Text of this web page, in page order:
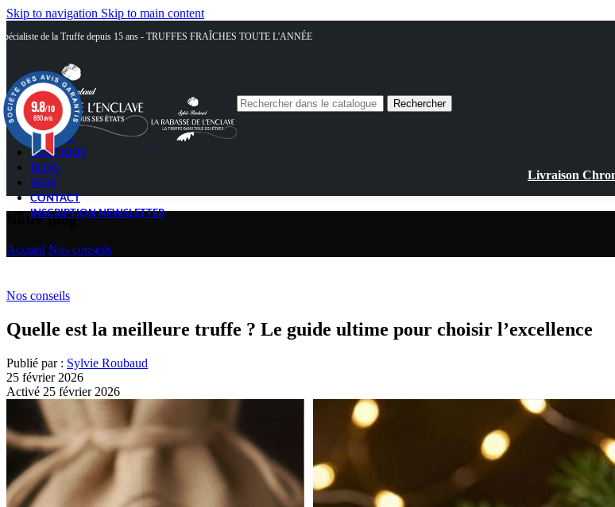
Skip to navigation Skip to main content
de la Truffe depuis 15 ans - TRUFFES FRAÎCHES TOUTE L'ANNÉE
Rechercher
ACCUEIL
BOUTIQUE
BLOG
FAQS
CONTACT
INSCRIPTION NEWSLETTER
Livraison
Notre Blog
Accueil Nos conseils
Nos conseils
Quelle est la meilleure truffe ? Le guide ultime pour choisir l’excellence
Publié par : Sylvie Roubaud
25 février 2026
Activé 25 février 2026
9.8/10
890 avis